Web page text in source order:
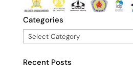
Categories
Recent Posts